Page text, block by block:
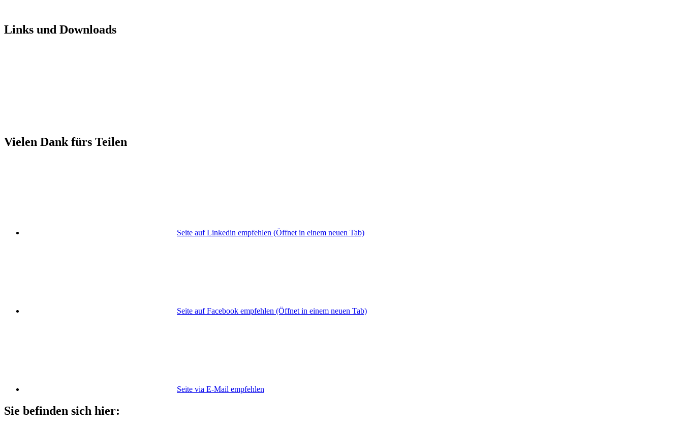
Links und Downloads
Vielen Dank fürs Teilen
Seite auf Linkedin empfehlen (Öffnet in einem neuen Tab)
Seite auf Facebook empfehlen (Öffnet in einem neuen Tab)
Seite via E-Mail empfehlen
Sie befinden sich hier: